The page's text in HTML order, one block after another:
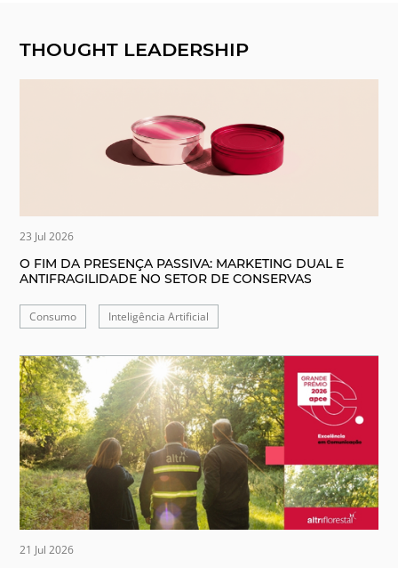
THOUGHT LEADERSHIP
O FIM DA PRESENÇA PASSIVA: MARKETING DUAL E
ANTIFRAGILIDADE NO SETOR DE CONSERVAS
23 Jul 2026
Consumo Inteligência Artificial
21 Jul 2026